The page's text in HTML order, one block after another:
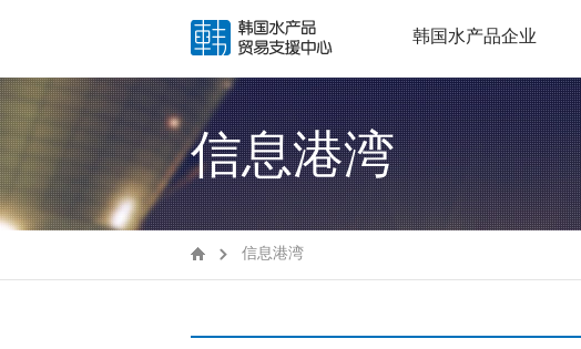
韩国水产品企业
信息港湾
信息港湾